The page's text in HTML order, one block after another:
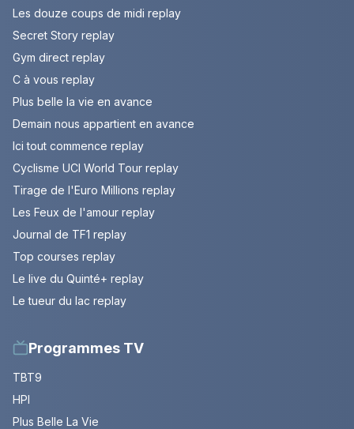
Les douze coups de midi replay
Secret Story replay
Gym direct replay
C à vous replay
Plus belle la vie en avance
Demain nous appartient en avance
Ici tout commence replay
Cyclisme UCI World Tour replay
Tirage de l'Euro Millions replay
Les Feux de l'amour replay
Journal de TF1 replay
Top courses replay
Le live du Quinté+ replay
Le tueur du lac replay
Programmes TV
TBT9
HPI
Plus Belle La Vie